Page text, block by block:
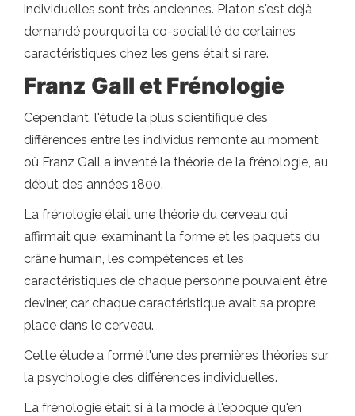
individuelles sont très anciennes. Platon s'est déjà
demandé pourquoi la co-socialité de certaines
caractéristiques chez les gens était si rare.
Franz Gall et Frénologie
Cependant, l'étude la plus scientifique des
différences entre les individus remonte au moment
où Franz Gall a inventé la théorie de la frénologie, au
début des années 1800.
La frénologie était une théorie du cerveau qui
affirmait que, examinant la forme et les paquets du
crâne humain, les compétences et les
caractéristiques de chaque personne pouvaient être
deviner, car chaque caractéristique avait sa propre
place dans le cerveau.
Cette étude a formé l'une des premières théories sur
la psychologie des différences individuelles.
La frénologie était si à la mode à l'époque qu'en